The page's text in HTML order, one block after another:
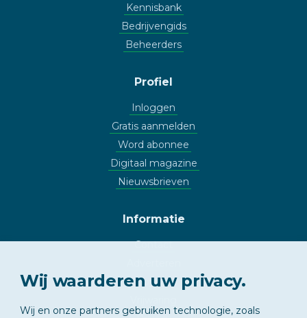
Kennisbank
Bedrijvengids
Beheerders
Profiel
Inloggen
Gratis aanmelden
Word abonnee
Digitaal magazine
Nieuwsbrieven
Informatie
Contact
Copyright
Wij waarderen uw privacy.
Wij en onze partners gebruiken technologie, zoals